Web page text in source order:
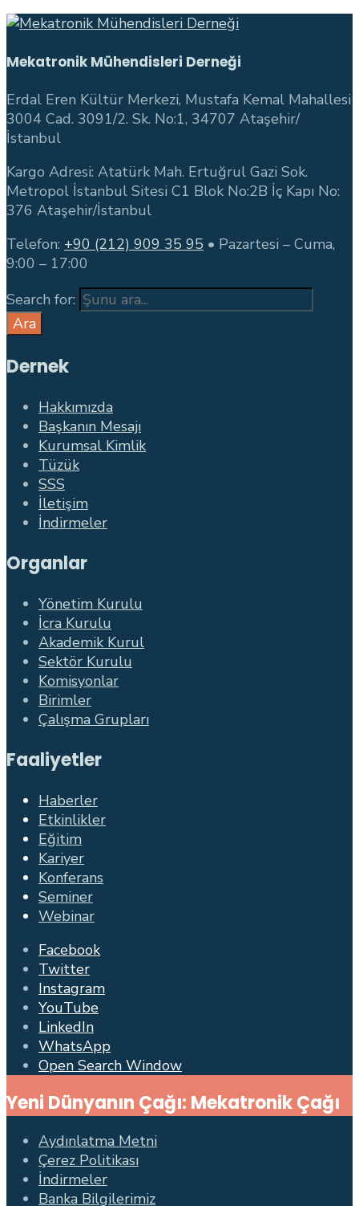
Mekatronik Mühendisleri Derneği
Erdal Eren Kültür Merkezi, Mustafa Kemal Mahallesi
3004 Cad. 3091/2. Sk. No:1, 34707 Ataşehir/
İstanbul
Kargo Adresi: Atatürk Mah. Ertuğrul Gazi Sok.
Metropol İstanbul Sitesi C1 Blok No:2B İç Kapı No:
376 Ataşehir/İstanbul
Telefon: +90 (212) 909 35 95 • Pazartesi – Cuma,
9:00 – 17:00
Search for:
Ara
Dernek
Hakkımızda
Başkanın Mesajı
Kurumsal Kimlik
Tüzük
SSS
İletişim
İndirmeler
Organlar
Yönetim Kurulu
İcra Kurulu
Akademik Kurul
Sektör Kurulu
Komisyonlar
Birimler
Çalışma Grupları
Faaliyetler
Haberler
Etkinlikler
Eğitim
Kariyer
Konferans
Seminer
Webinar
Facebook
Twitter
Instagram
YouTube
LinkedIn
WhatsApp
Open Search Window
Yeni Dünyanın Çağı: Mekatronik Çağı
Aydınlatma Metni
Çerez Politikası
İndirmeler
Banka Bilgilerimiz